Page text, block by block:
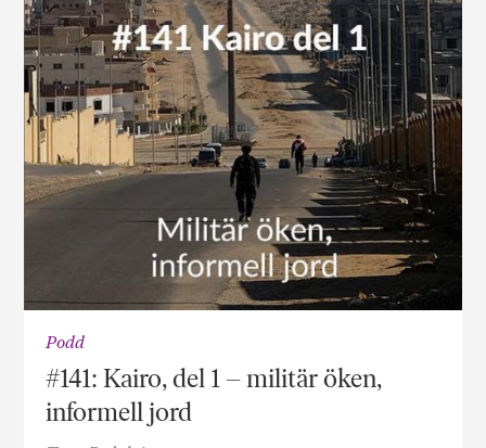
Podd
#141: Kairo, del 1 – militär öken,
informell jord